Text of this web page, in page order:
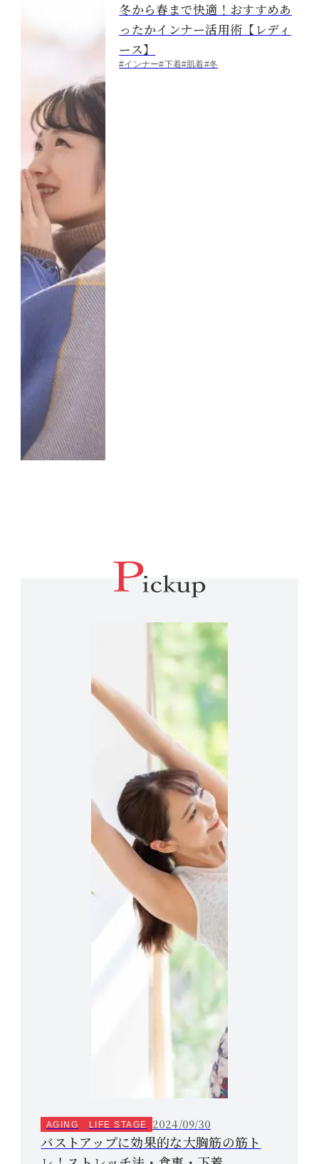
冬から春まで快適！おすすめあ
ったかインナー活用術【レディ
ース】
#インナー#下着#肌着#冬
AGING LIFE STAGE 2024/09/30
バストアップに効果的な大胸筋の筋ト